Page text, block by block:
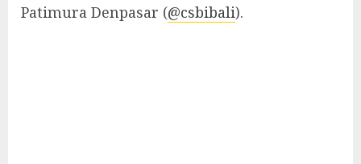
Patimura Denpasar (@csbibali).